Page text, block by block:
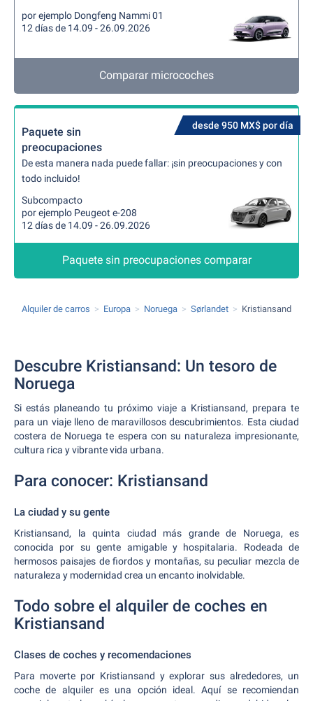
por ejemplo Dongfeng Nammi 01
12 días de 14.09 - 26.09.2026
Comparar microcoches
desde 950 MX$ por día
Paquete sin
preocupaciones
De esta manera nada puede fallar: ¡sin preocupaciones y con
todo incluido!
Subcompacto
por ejemplo Peugeot e-208
12 días de 14.09 - 26.09.2026
Paquete sin preocupaciones comparar
Alquiler de carros Europa Noruega Sørlandet Kristiansand
Descubre Kristiansand: Un tesoro de
Noruega
Si estás planeando tu próximo viaje a Kristiansand, prepara te
para un viaje lleno de maravillosos descubrimientos. Esta ciudad
costera de Noruega te espera con su naturaleza impresionante,
cultura rica y vibrante vida urbana.
Para conocer: Kristiansand
La ciudad y su gente
Kristiansand, la quinta ciudad más grande de Noruega, es
conocida por su gente amigable y hospitalaria. Rodeada de
hermosos paisajes de fiordos y montañas, su peculiar mezcla de
naturaleza y modernidad crea un encanto inolvidable.
Todo sobre el alquiler de coches en
Kristiansand
Clases de coches y recomendaciones
Para moverte por Kristiansand y explorar sus alrededores, un
coche de alquiler es una opción ideal. Aquí se recomiendan